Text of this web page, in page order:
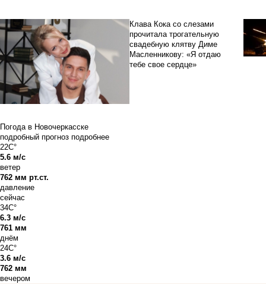
Клава Кока со слезами
прочитала трогательную
свадебную клятву Диме
Масленникову: «Я отдаю
тебе свое сердце»
Погода в Новочеркасске
подробный прогноз подробнее
22C°
5.6 м/с
ветер
762 мм рт.ст.
давление
сейчас
34C°
6.3 м/с
761 мм
днём
24C°
3.6 м/с
762 мм
вечером